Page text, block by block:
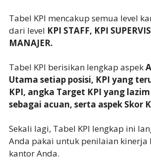
Tabel KPI mencakup semua level
dari level KPI STAFF, KPI
MANAJER.
Tabel KPI berisikan lengkap aspek
Utama setiap posisi, KPI yang
KPI, angka Target KPI yang
sebagai acuan, serta aspek Skor
Sekali lagi, Tabel KPI lengkap ini
Anda pakai untuk penilaian kinerja
kantor Anda.